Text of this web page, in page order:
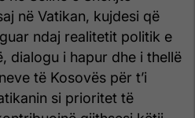
në Vatikan, kujdesi që
ndaj realitetit politik e
dialogu i hapur dhe i thellë
të Kosovës për t’i
si prioritet të